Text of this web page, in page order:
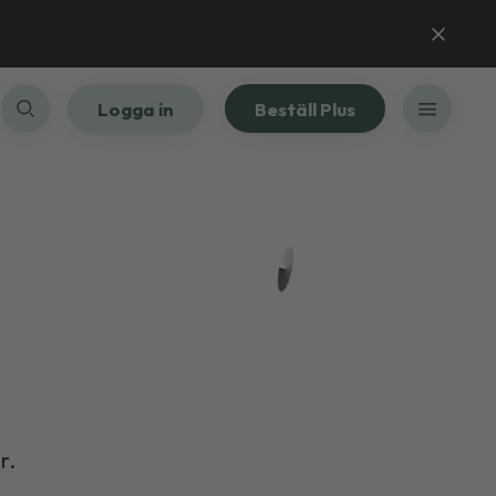
Logga in Beställ Plus